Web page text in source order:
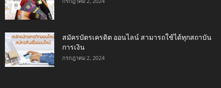
สมัครบัตรเครดิต ออนไลน์ สามารถใช้ได้ทุกสถาบัน
การเงิน
กรกฎาคม 2, 2024